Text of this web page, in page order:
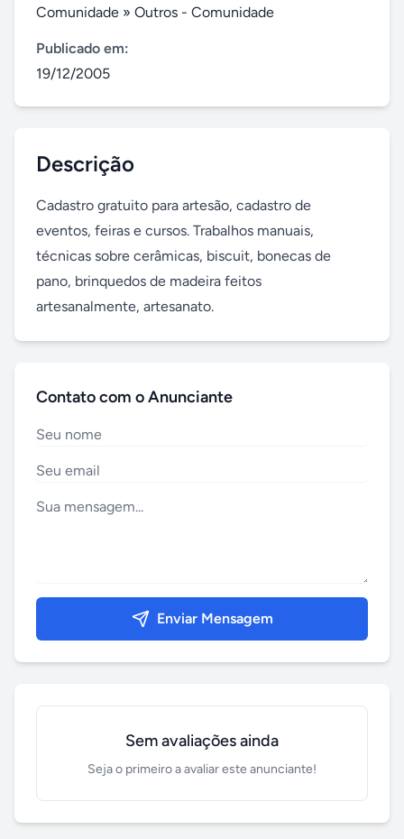
Comunidade » Outros - Comunidade
Publicado em:
19/12/2005
Descrição
Cadastro gratuito para artesão, cadastro de
eventos, feiras e cursos. Trabalhos manuais,
técnicas sobre cerâmicas, biscuit, bonecas de
pano, brinquedos de madeira feitos
artesanalmente, artesanato.
Contato com o Anunciante
Enviar Mensagem
Sem avaliações ainda
Seja o primeiro a avaliar este anunciante!